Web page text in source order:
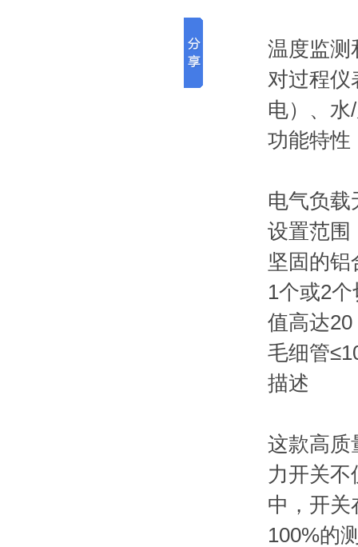
温度监测
对过程仪
电）、水
功能特性
电气负载
设置范围
坚固的铝
1个或2
值高达20
毛细管
描述
这款高质
力开关不
中，开关
100%的